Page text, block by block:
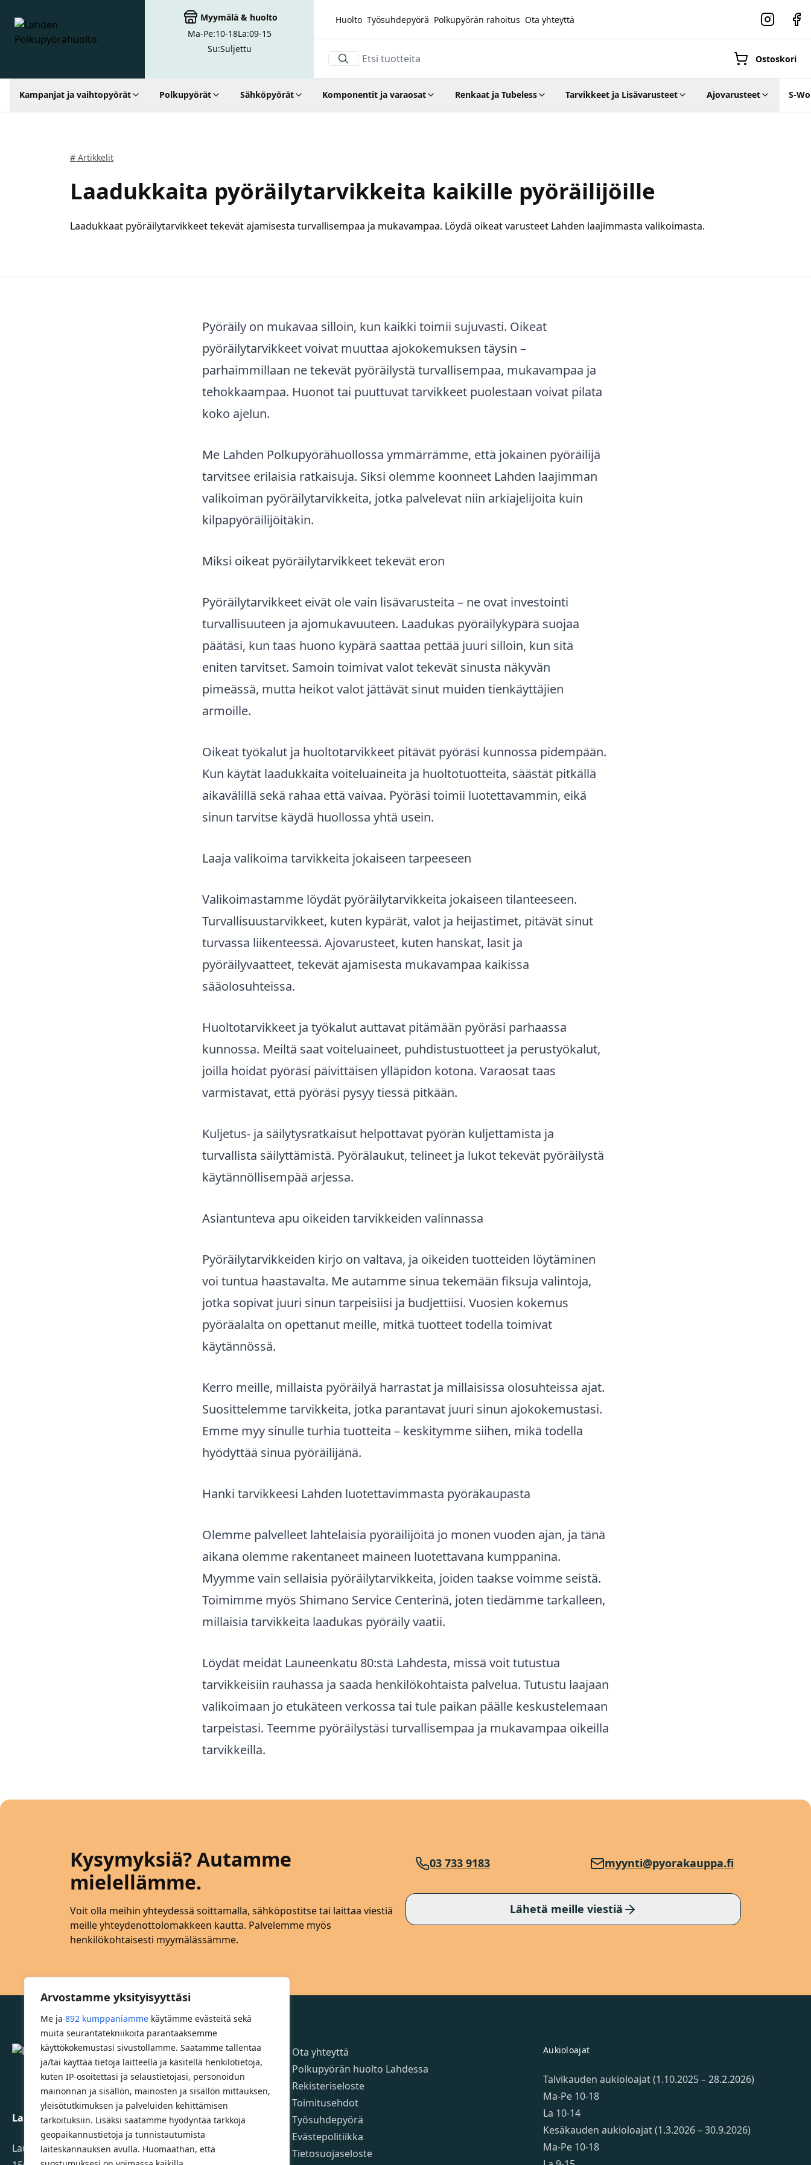
Arvostamme yksityisyyttäsi
Me ja 892 kumppaniamme käytämme evästeitä sekä
muita seurantatekniikoita parantaaksemme
käyttökokemustasi sivustollamme. Saatamme tallentaa
ja/tai käyttää tietoja laitteella ja käsitellä henkilötietoja,
kuten IP-osoitettasi ja selaustietojasi, personoidun
mainonnan ja sisällön, mainosten ja sisällön mittauksen,
yleisötutkimuksen ja palveluiden kehittämisen
tarkoituksiin. Lisäksi saatamme hyödyntää tarkkoja
geopaikannustietoja ja tunnistautumista
laiteskannauksen avulla. Huomaathan, että
Lahden Polkupyörähuolto - etusivulle
Myymälä & huolto
Ma-Pe:10-18La:09-15
Su:Suljettu
Huolto Työsuhdepyörä Polkupyörän rahoitus Ota yhteyttä Instagram
Hakutulokset Suositut osastot
Gravel-
Renkaat
Ostoskori
Kampanjat ja vaihtopyörät Polkupyörät Sähköpyörät Komponentit ja varaosat Renkaat ja Tubeless Tarvikkeet ja Lisävarusteet Ajovarusteet S-
# Artikkelit
Laadukkaita pyöräilytarvikkeita kaikille pyöräilijöille
Laadukkaat pyöräilytarvikkeet tekevät ajamisesta turvallisempaa ja mukavampaa. Löydä oikeat varusteet Lahden laajimmasta valikoimasta.
Pyöräily on mukavaa silloin, kun kaikki toimii sujuvasti. Oikeat
pyöräilytarvikkeet voivat muuttaa ajokokemuksen täysin –
parhaimmillaan ne tekevät pyöräilystä turvallisempaa, mukavampaa ja
tehokkaampaa. Huonot tai puuttuvat tarvikkeet puolestaan voivat pilata
koko ajelun.
Me Lahden Polkupyörähuollossa ymmärrämme, että jokainen pyöräilijä
tarvitsee erilaisia ratkaisuja. Siksi olemme koonneet Lahden laajimman
valikoiman pyöräilytarvikkeita, jotka palvelevat niin arkiajelijoita kuin
kilpapyöräilijöitäkin.
Miksi oikeat pyöräilytarvikkeet tekevät eron
Pyöräilytarvikkeet eivät ole vain lisävarusteita – ne ovat investointi
turvallisuuteen ja ajomukavuuteen. Laadukas pyöräilykypärä suojaa
päätäsi, kun taas huono kypärä saattaa pettää juuri silloin, kun sitä
eniten tarvitset. Samoin toimivat valot tekevät sinusta näkyvän
pimeässä, mutta heikot valot jättävät sinut muiden tienkäyttäjien
armoille.
Oikeat työkalut ja huoltotarvikkeet pitävät pyöräsi kunnossa pidempään.
Kun käytät laadukkaita voiteluaineita ja huoltotuotteita, säästät pitkällä
aikavälillä sekä rahaa että vaivaa. Pyöräsi toimii luotettavammin, eikä
sinun tarvitse käydä huollossa yhtä usein.
Laaja valikoima tarvikkeita jokaiseen tarpeeseen
Valikoimastamme löydät pyöräilytarvikkeita jokaiseen tilanteeseen.
Turvallisuustarvikkeet, kuten kypärät, valot ja heijastimet, pitävät sinut
turvassa liikenteessä. Ajovarusteet, kuten hanskat, lasit ja
pyöräilyvaatteet, tekevät ajamisesta mukavampaa kaikissa
sääolosuhteissa.
Huoltotarvikkeet ja työkalut auttavat pitämään pyöräsi parhaassa
kunnossa. Meiltä saat voiteluaineet, puhdistustuotteet ja perustyökalut,
joilla hoidat pyöräsi päivittäisen ylläpidon kotona. Varaosat taas
varmistavat, että pyöräsi pysyy tiessä pitkään.
Kuljetus- ja säilytysratkaisut helpottavat pyörän kuljettamista ja
turvallista säilyttämistä. Pyörälaukut, telineet ja lukot tekevät pyöräilystä
käytännöllisempää arjessa.
Asiantunteva apu oikeiden tarvikkeiden valinnassa
Pyöräilytarvikkeiden kirjo on valtava, ja oikeiden tuotteiden löytäminen
voi tuntua haastavalta. Me autamme sinua tekemään fiksuja valintoja,
jotka sopivat juuri sinun tarpeisiisi ja budjettiisi. Vuosien kokemus
pyöräalalta on opettanut meille, mitkä tuotteet todella toimivat
käytännössä.
Kerro meille, millaista pyöräilyä harrastat ja millaisissa olosuhteissa ajat.
Suosittelemme tarvikkeita, jotka parantavat juuri sinun ajokokemustasi.
Emme myy sinulle turhia tuotteita – keskitymme siihen, mikä todella
hyödyttää sinua pyöräilijänä.
Hanki tarvikkeesi Lahden luotettavimmasta pyöräkaupasta
Olemme palvelleet lahtelaisia pyöräilijöitä jo monen vuoden ajan, ja tänä
aikana olemme rakentaneet maineen luotettavana kumppanina.
Myymme vain sellaisia pyöräilytarvikkeita, joiden taakse voimme seistä.
Toimimme myös Shimano Service Centerinä, joten tiedämme tarkalleen,
millaisia tarvikkeita laadukas pyöräily vaatii.
Löydät meidät Launeenkatu 80:stä Lahdesta, missä voit tutustua
tarvikkeisiin rauhassa ja saada henkilökohtaista palvelua. Tutustu laajaan
valikoimaan jo etukäteen verkossa tai tule paikan päälle keskustelemaan
tarpeistasi. Teemme pyöräilystäsi turvallisempaa ja mukavampaa oikeilla
tarvikkeilla.
Kysymyksiä? Autamme
mielellämme.
Voit olla meihin yhteydessä soittamalla, sähköpostitse tai laittaa viestiä
meille yhteydenottolomakkeen kautta. Palvelemme myös
henkilökohtaisesti myymälässämme.
03 733 9183 myynti@pyorakauppa.fi
Lähetä meille viestiä
Lahden Polkupyörähuolto - etusivulle
Lahden Polkupyörähuolto Oy
Launeenkatu 80
SivutOta yhteyttä
Polkupyörän huolto Lahdessa
Rekisteriseloste
Toimitusehdot
Työsuhdepyörä
Evästepolitiikka
Tietosuojaseloste
Aukioloajat
Talvikauden aukioloajat (1.10.2025 – 28.2.2026)
Ma-Pe 10-18
La 10-14
Kesäkauden aukioloajat (1.3.2026 – 30.9.2026)
Ma-Pe 10-18